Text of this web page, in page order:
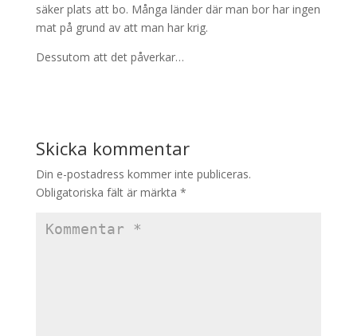
säker plats att bo. Många länder där man bor har ingen
mat på grund av att man har krig.
Dessutom att det påverkar…
Skicka kommentar
Din e-postadress kommer inte publiceras.
Obligatoriska fält är märkta *